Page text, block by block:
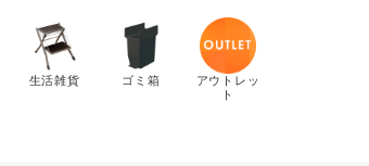
特定商取引法について
生活雑貨 ゴミ箱
アウトレッ
ト